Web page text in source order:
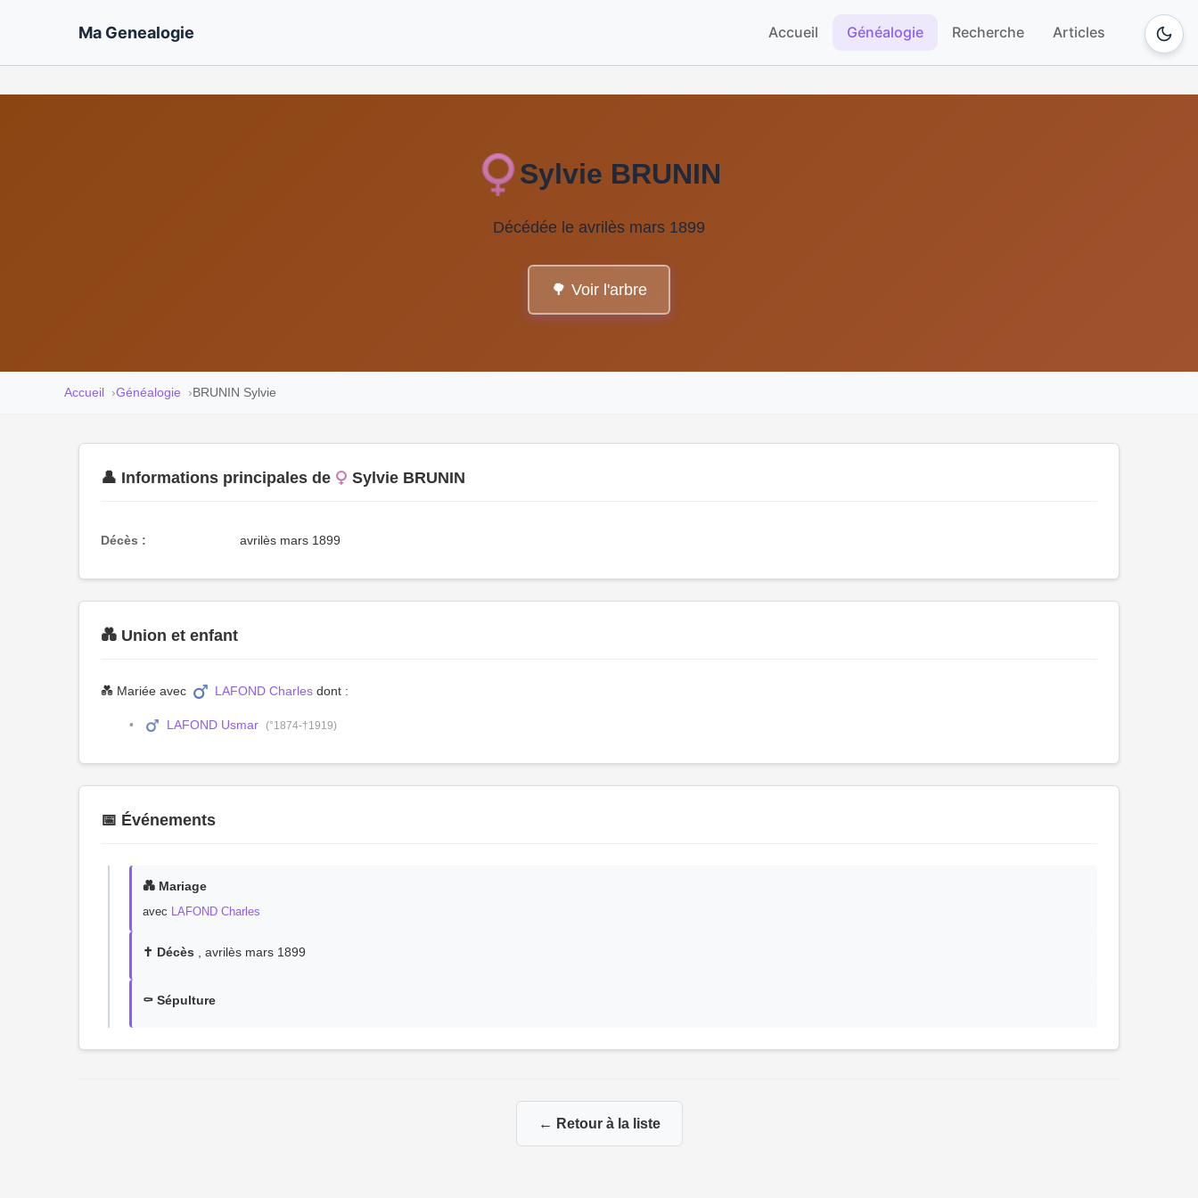
Ma Genealogie Accueil Généalogie Recherche Articles
Sylvie BRUNIN
Décédée le avrilès mars 1899
🌳 Voir l'arbre
Accueil Généalogie BRUNIN Sylvie
👤 Informations principales de Sylvie BRUNIN
Décès : avrilès mars 1899
💑 Union et enfant
💑 Mariée avec LAFOND Charles dont :
LAFOND Usmar (°1874-†1919)
📅 Événements
💑 Mariage
avec LAFOND Charles
✝️ Décès , avrilès mars 1899
⚰️ Sépulture
← Retour à la liste